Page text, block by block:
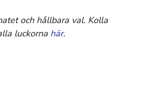
och hållbara val. Kolla
luckorna här.